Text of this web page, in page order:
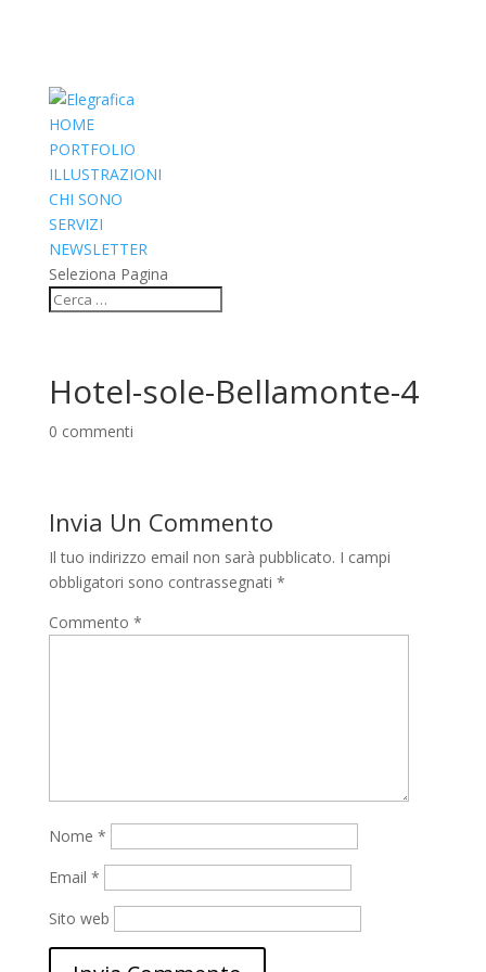
HOME
PORTFOLIO
ILLUSTRAZIONI
CHI SONO
SERVIZI
NEWSLETTER
Seleziona Pagina
Hotel-sole-Bellamonte-4
0 commenti
Invia Un Commento
Il tuo indirizzo email non sarà pubblicato. I campi
obbligatori sono contrassegnati *
Commento *
Nome *
Email *
Sito web